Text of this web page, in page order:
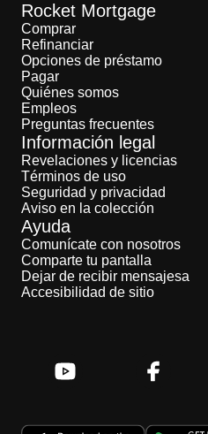
Rocket Mortgage
Comprar
Refinanciar
Opciones de préstamo
Pagar
Quiénes somos
Empleos
Preguntas frecuentes
Información legal
Revelaciones y licencias
Términos de uso
Seguridad y privacidad
Aviso en la colección
Ayuda
Comunícate con nosotros
Comparte tu pantalla
Dejar de recibir mensajesa
Accesibilidad de sitio